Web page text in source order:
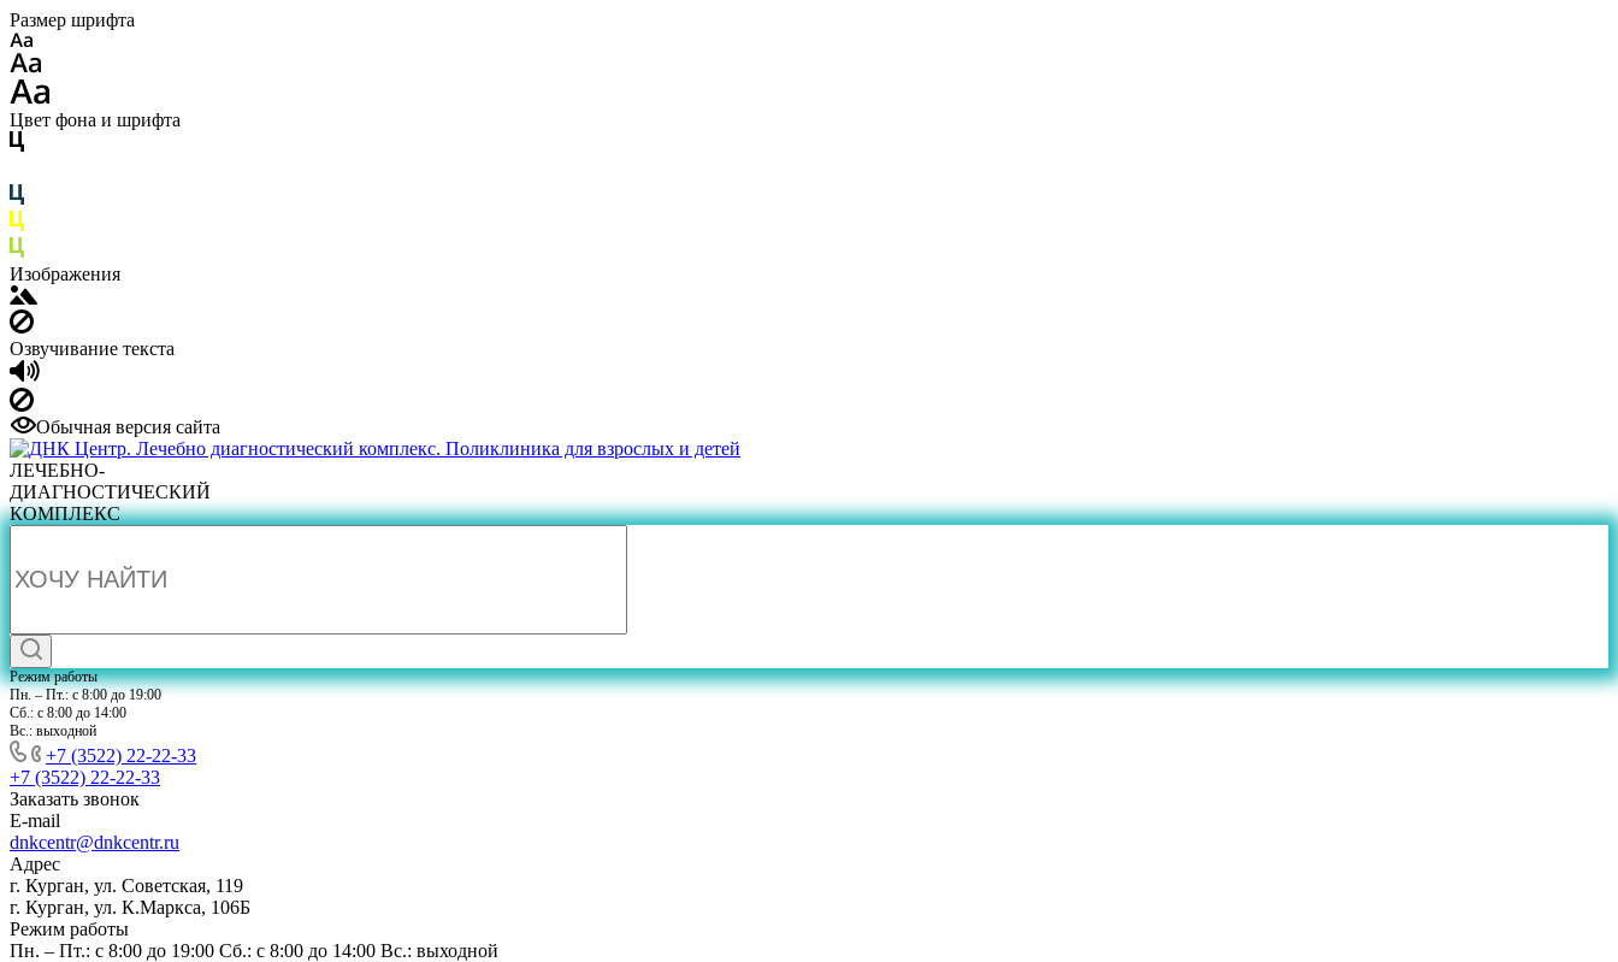
Размер шрифта
Цвет фона и шрифта
Изображения
Озвучивание текста
Обычная версия сайта
ЛЕЧЕБНО-
ДИАГНОСТИЧЕСКИЙ
КОМПЛЕКС
Режим работы
Пн. – Пт.: с 8:00 до 19:00
Сб.: с 8:00 до 14:00
Вс.: выходной
+7 (3522) 22-22-33
+7 (3522) 22-22-33
Заказать звонок
E-mail
dnkcentr@dnkcentr.ru
Адрес
г. Курган, ул. Советская, 119
г. Курган, ул. К.Маркса, 106Б
Режим работы
Пн. – Пт.: с 8:00 до 19:00 Сб.: с 8:00 до 14:00 Вс.: выходной